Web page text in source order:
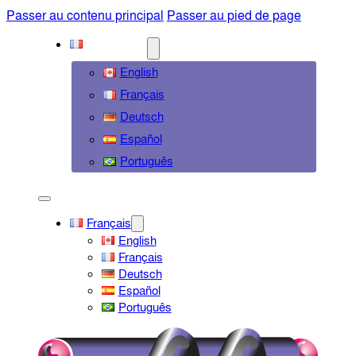
Passer au contenu principal Passer au pied de page
English
Français
Deutsch
Español
Português
Français
English
Français
Deutsch
Español
Português